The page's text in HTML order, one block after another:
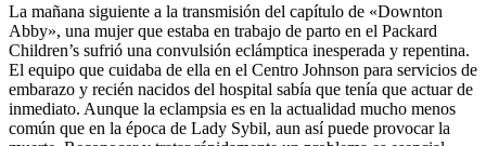
La mañana siguiente a la transmisión del capítulo de «Downton
Abby», una mujer que estaba en trabajo de parto en el Packard
Children’s sufrió una convulsión eclámptica inesperada y repentina.
El equipo que cuidaba de ella en el Centro Johnson para servicios de
embarazo y recién nacidos del hospital sabía que tenía que actuar de
inmediato. Aunque la eclampsia es en la actualidad mucho menos
común que en la época de Lady Sybil, aun así puede provocar la